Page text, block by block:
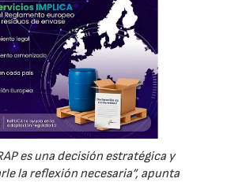
es una decisión estratégica y
la reflexión necesaria”, apunta